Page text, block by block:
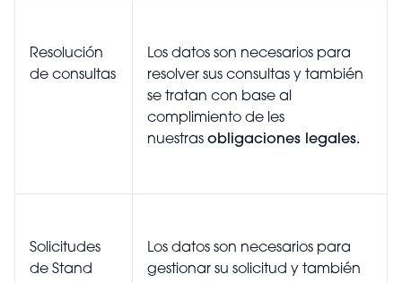
Resolución
de consultas
Los datos son necesarios para
resolver sus consultas y también
se tratan con base al
complimiento de les
nuestras obligaciones legales.
Solicitudes
de Stand
Los datos son necesarios para
gestionar su solicitud y también